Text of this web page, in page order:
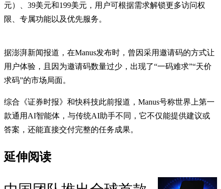
元）、39美元和199美元，用户可根据需求解锁更多访问权
限、专属功能以及优先服务。
据澎湃新闻报道，在Manus发布时，曾因采用邀请码的方式让
用户体验，且因为邀请码数量过少，出现了“一码难求”“天价
求码”的市场局面。
综合《证券时报》和快科技此前报道，Manus号称世界上第一
款通用AI智能体，与传统AI助手不同，它不仅能提供建议或
答案，还能直接交付完整的任务成果。
延伸阅读